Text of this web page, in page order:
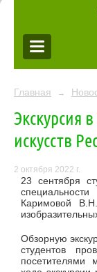
Главная →
Экскурсия
искусств
2 октября 2022 г.
23 сентября
Каримовой
Обзорную
студентов
посетителями